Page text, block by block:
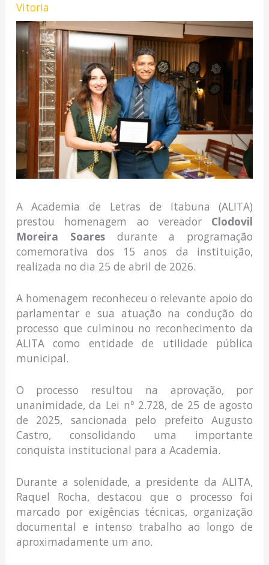
Vitoria
A Academia de Letras de Itabuna (ALITA)
prestou homenagem ao vereador Clodovil
Moreira Soaresdurante a programação
comemorativa dos 15 anos da instituição,
realizada no dia 25 de abril de 2026.
A homenagem reconheceu o relevante apoio do
parlamentar e sua atuação na condução do
processo que culminou no reconhecimento da
ALITA como entidade de utilidade pública
municipal.
O processo resultou na aprovação, por
unanimidade, da Lei nº 2.728, de 25 de agosto
de 2025, sancionada pelo prefeito Augusto
Castro, consolidando uma importante
conquista institucional para a Academia.
Durante a solenidade, a presidente da ALITA,
Raquel Rocha, destacou que o processo foi
marcado por exigências técnicas, organização
documental e intenso trabalho ao longo de
aproximadamente um ano.